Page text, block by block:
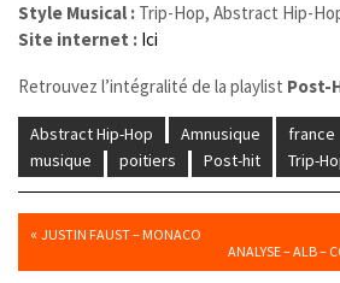
Style Musical : Trip-Hop, Abstract Hip-
Site internet : Ici
Retrouvez l’intégralité de la playlist Post-
Abstract Hip-Hop Amnusique france
musique
poitiers Post-hit Trip-
« JUSTIN FAUST – MONACO
ANALYSE – ALB –